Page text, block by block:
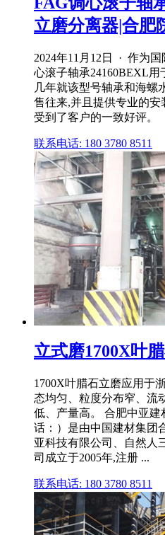
立磨分离器|合肥
2024年11月12日 · 作为
心滚子轴承24160BEXL用
几年就该型号轴承和海螺
售往来,并且提供专业的
受到了客户的一致好评。
联系电话: 180 3780 8511
立式磨1700X叶
1700X叶腊石立磨应用于
态均匀、粒度分布窄、流
低、产量高。 合肥中亚
话：）是由中国建材集团
亚科技有限公司、自然人
司成立于2005年,注册 ...
联系电话: 180 3780 8511